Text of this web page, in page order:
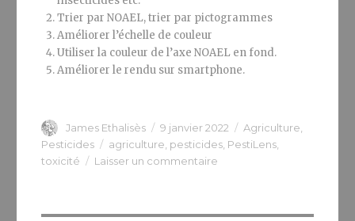
Trier par NOAEL, trier par pictogrammes
Améliorer l’échelle de couleur
Utiliser la couleur de l’axe NOAEL en fond.
Améliorer le rendu sur smartphone.
Auteur
James Ethalisès
Publié
le
9 janvier 2022 Catégories
Agriculture
Pesticides
Étiquettes
agriculture pesticides PestiLens
toxicité
Laisser un commentaire